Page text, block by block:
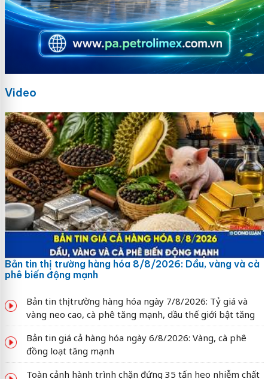
Video
Bản tin thị trường hàng hóa 8/8/2026: Dầu, vàng và cà
phê biến động mạnh
Bản tin thị trường hàng hóa ngày 7/8/2026: Tỷ giá và
vàng neo cao, cà phê tăng mạnh, dầu thế giới bật tăng
Bản tin giá cả hàng hóa ngày 6/8/2026: Vàng, cà phê
đồng loạt tăng mạnh
Toàn cảnh hành trình chặn đứng 35 tấn heo nhiễm chất